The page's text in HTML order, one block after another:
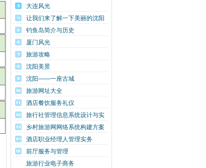
大连风光
让我们来了解一下美丽的沈阳
钓鱼岛简介与历史
厦门风光
旅游攻略
沈阳美景
沈阳——一座古城
旅游网址大全
酒店餐饮服务礼仪
旅行社管理信息系统设计与实
例
乡村旅游网网络系统构建方案
酒店职业经理人管理实务
前厅服务与管理
旅游行业电子商务